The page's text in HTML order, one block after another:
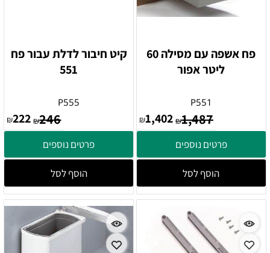
פח אשפה עם מסילה 60
ליטר אפור
P551
₪1,487
₪1,402
פרטים נוספים
הוסף לסל
קיט חיבור לדלת עבור פח
551
P555
₪246
₪222
פרטים נוספים
הוסף לסל